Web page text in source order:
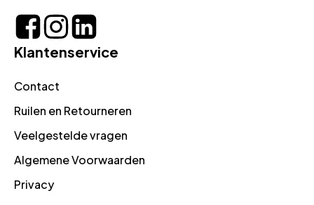
Klantenservice
Contact
Ruilen en Retourneren
Veelgestelde vragen
Algemene Voorwaarden
Privacy